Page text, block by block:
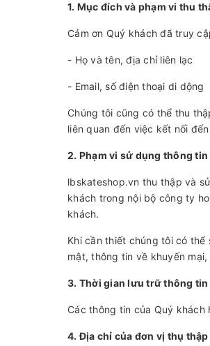
1. Mục đích và phạm vi thu
Cảm ơn Quý khách đã truy
- Họ và tên, địa chỉ liên lạc
- Email, số điện thoại di dộng
Chúng tôi cũng có thể thu
liên quan đến việc kết nối
2. Phạm vi sử dụng thông tin
lbskateshop.vn thu thập và
khách trong nội bộ công ty
khách.
Khi cần thiết chúng tôi có
mật, thông tin về khuyến
3. Thời gian lưu trữ thông tin
Các thông tin của Quý
4. Địa chỉ của đơn vị thụ